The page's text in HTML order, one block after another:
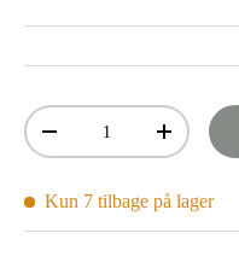
Antal
Mindsk antal
Øg antal
Kun 7 tilbage på lager